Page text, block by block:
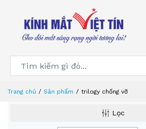
Trang chủ Sản phẩm trilogy chống vỡ
Lọc